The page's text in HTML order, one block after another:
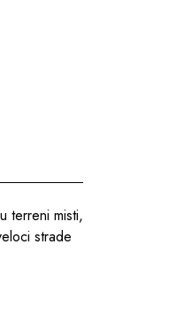
terreni misti,
strade